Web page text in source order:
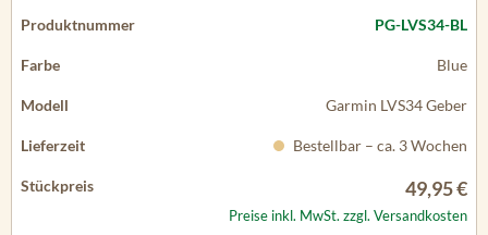
PG-LVS34-BL
Blue
Garmin LVS34 Geber
Bestellbar – ca. 3 Wochen
49,95 €
Preise inkl. MwSt. zzgl. Versandkosten